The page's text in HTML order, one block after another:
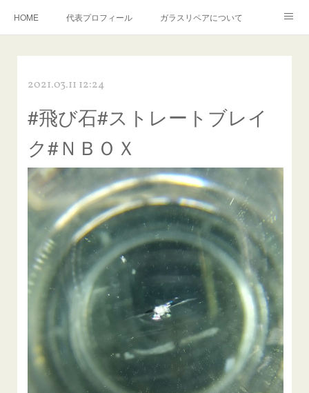
HOME 代表プロフィール ガラスリペアについて
飛び石施工料金について
当店へのアクセス 建築ガラスキズ取り・研磨・磨き
【プロ使用】フッ素系ガラストリートメント『アクアペル』
当店の良心的価格の理由について
欧州車モールの白サビやシミを落とす！
instagram記事 ガラスリペア施工価格
飛び石ひび割れでヒビ先が伸びた場合は？
2021.03.11 12:24
#飛び石#ストレートブレイ
ク#ＮＢＯＸ